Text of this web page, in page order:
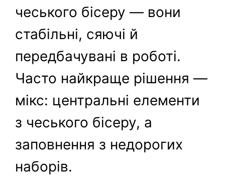
чеського бісеру — вони
стабільні, сяючі й
передбачувані в роботі.
Часто найкраще рішення —
мікс: центральні елементи
з чеського бісеру, а
заповнення з недорогих
наборів.